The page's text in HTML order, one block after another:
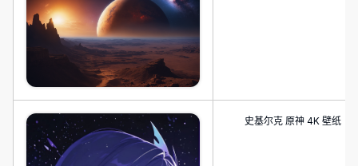
史基尔克 原神 4K 壁纸